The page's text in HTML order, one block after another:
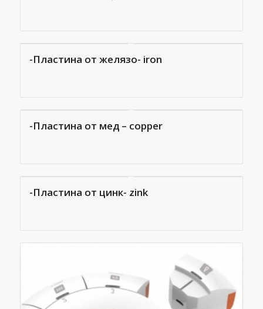
-Пластина от желязо- iron
-Пластина от мед – copper
-Пластина от цинк- zink